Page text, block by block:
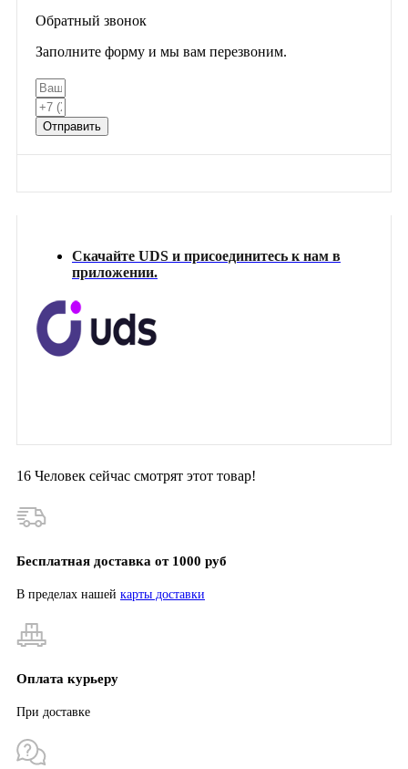
Обратный звонок
Заполните форму и мы вам перезвоним.
Отправить
Скачайте UDS и присоединитесь к нам в
приложении.
16 Человек сейчас смотрят этот товар!
Бесплатная доставка от 1000 руб
В пределах нашей карты доставки
Оплата курьеру
При доставке